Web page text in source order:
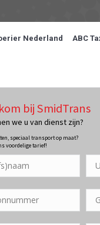
Nederland ABC
bij SmidTrans
we u van dienst zijn?
speciaal transport op maat?
voordelige tarief!